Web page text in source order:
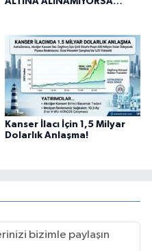
Kanser İlacı İçin 1,5 Milyar
Dolarlık Anlaşma!